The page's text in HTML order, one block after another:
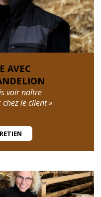
AVEC
voir naître
le client »